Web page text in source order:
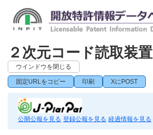
２次元コード読取装置
ウインドウを閉じる
固定URLをコピー 印刷 XにPOST
公開公報を見る 登録公報を見る 経過情報を見る